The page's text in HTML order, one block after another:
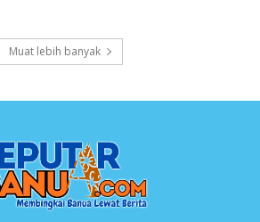
Muat lebih banyak